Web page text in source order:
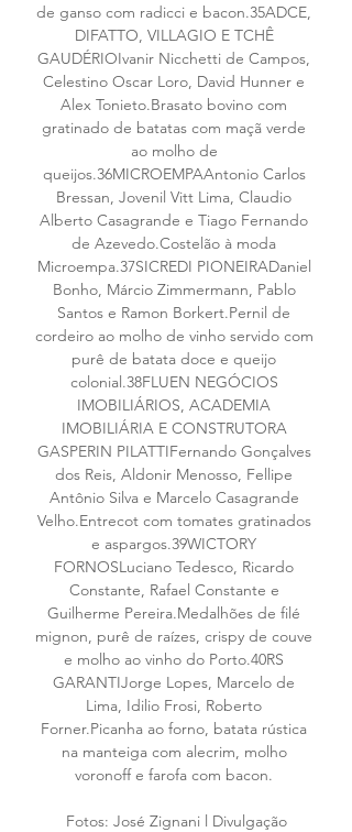
de ganso com radicci e bacon.35ADCE,
DIFATTO, VILLAGIO E TCHÊ
GAUDÉRIOIvanir Nicchetti de Campos,
Celestino Oscar Loro, David Hunner e
Alex Tonieto.Brasato bovino com
gratinado de batatas com maçã verde
ao molho de
queijos.36MICROEMPAAntonio Carlos
Bressan, Jovenil Vitt Lima, Claudio
Alberto Casagrande e Tiago Fernando
de Azevedo.Costelão à moda
Microempa.37SICREDI PIONEIRADaniel
Bonho, Márcio Zimmermann, Pablo
Santos e Ramon Borkert.Pernil de
cordeiro ao molho de vinho servido com
purê de batata doce e queijo
colonial.38FLUEN NEGÓCIOS
IMOBILIÁRIOS, ACADEMIA
IMOBILIÁRIA E CONSTRUTORA
GASPERIN PILATTIFernando Gonçalves
dos Reis, Aldonir Menosso, Fellipe
Antônio Silva e Marcelo Casagrande
Velho.Entrecot com tomates gratinados
e aspargos.39WICTORY
FORNOSLuciano Tedesco, Ricardo
Constante, Rafael Constante e
Guilherme Pereira.Medalhões de filé
mignon, purê de raízes, crispy de couve
e molho ao vinho do Porto.40RS
GARANTIJorge Lopes, Marcelo de
Lima, Idilio Frosi, Roberto
Forner.Picanha ao forno, batata rústica
na manteiga com alecrim, molho
voronoff e farofa com bacon.
Fotos: José Zignani l Divulgação